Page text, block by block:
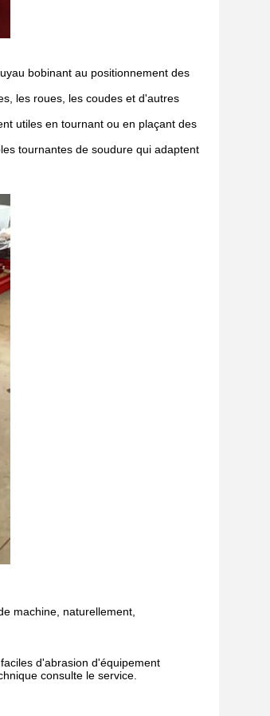
bobinant au positionnement des
les roues, les coudes et d'autres
utiles en tournant ou en plaçant des
tournantes de soudure qui adaptent
machine, naturellement,
d'abrasion d'équipement
consulte le service.